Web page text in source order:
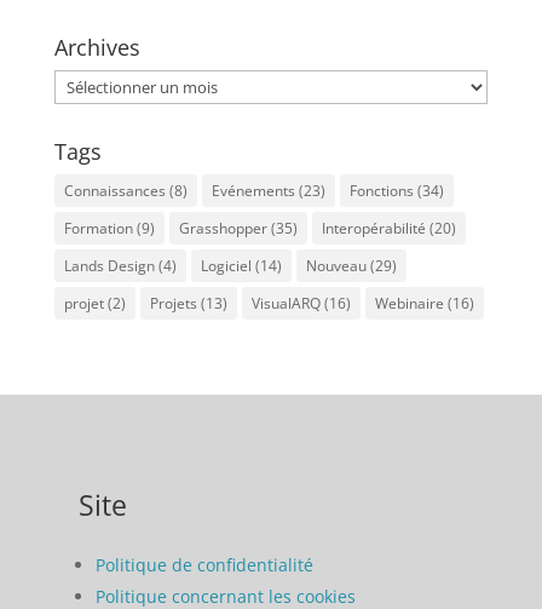
Archives
Archives
Tags
Connaissances (8) Evénements (23) Fonctions (34)
Formation(9) Grasshopper(35) Interopérabilité (20)
Lands Design(4) Logiciel (14) Nouveau(29)
projet(2) Projets (13) VisualARQ(16) Webinaire (16)
Site
Politique de confidentialité
Politique concernant les cookies